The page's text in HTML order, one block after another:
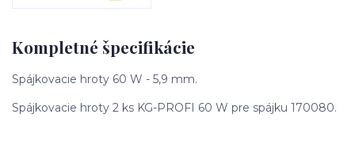
Kompletné špecifikácie
Spájkovacie hroty 60 W - 5,9 mm.
Spájkovacie hroty 2 ks KG-PROFI 60 W pre spájku 170080.